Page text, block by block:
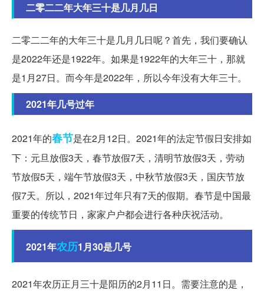
二零二二年大年三十是几月几日
二零二二年的大年三十是几月几日呢？首先，我们要确认
是2022年还是1922年。如果是1922年的大年三十，那就
是1月27日。而今年是2022年，所以今年没有大年三十。
2021年几号过年
2021年的春节是在2月12日。2021年的法定节假日安排如
下：元旦放假3天，春节放假7天，清明节放假3天，劳动
节放假5天，端午节放假3天，中秋节放假3天，国庆节放
假7天。所以，2021年过年只有7天的假期。春节是中国最
重要的传统节日，家家户户都会进行各种庆祝活动。
2021年农历1月30是几号
2021年农历正月三十是阳历的2月11日。需要注意的是，